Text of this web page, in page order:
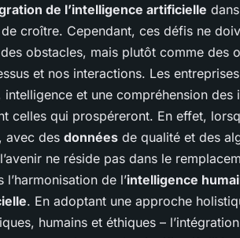
de l’intelligence artificielle
croître. Cependant, ces défis ne
obstacles, mais plutôt comme des
et nos interactions. Les
intelligence et une compréhension
celles qui prospéreront. En effet,
avec des données de qualité et des
ne réside pas dans le
de l’intelligence
. En adoptant une approche
humains et éthiques –